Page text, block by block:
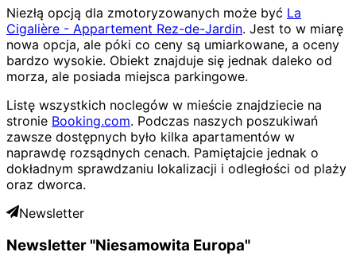
Niezłą opcją dla zmotoryzowanych może być La
Cigalière - Appartement Rez-de-Jardin. Jest to w miarę
nowa opcja, ale póki co ceny są umiarkowane, a oceny
bardzo wysokie. Obiekt znajduje się jednak daleko od
morza, ale posiada miejsca parkingowe.
Listę wszystkich noclegów w mieście znajdziecie na
stronie Booking.com. Podczas naszych poszukiwań
zawsze dostępnych było kilka apartamentów w
naprawdę rozsądnych cenach. Pamiętajcie jednak o
dokładnym sprawdzaniu lokalizacji i odległości od plaży
oraz dworca.
Newsletter
Newsletter "Niesamowita Europa"